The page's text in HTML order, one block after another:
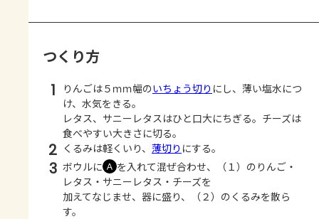
つくり方
1 りんごは５ｍｍ幅のいちょう切り にし、薄い塩水につ
け、水気をきる。
レタス、サニーレタスはひと口大にちぎる。チーズは
食べやすい大きさに切る。
2 くるみは軽くいり、 薄切り にする。
3 ボウルに Ａ を入れて混ぜ合わせ、（１）のりんご・
レタス・サニーレタス・チーズを
加えてなじませ、器に盛り、（２）のくるみを散ら
す。